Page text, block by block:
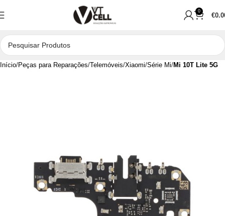
0
€
Início Peças para Reparações Telemóveis Xiaomi Série Mi Mi 10T Lite 5G